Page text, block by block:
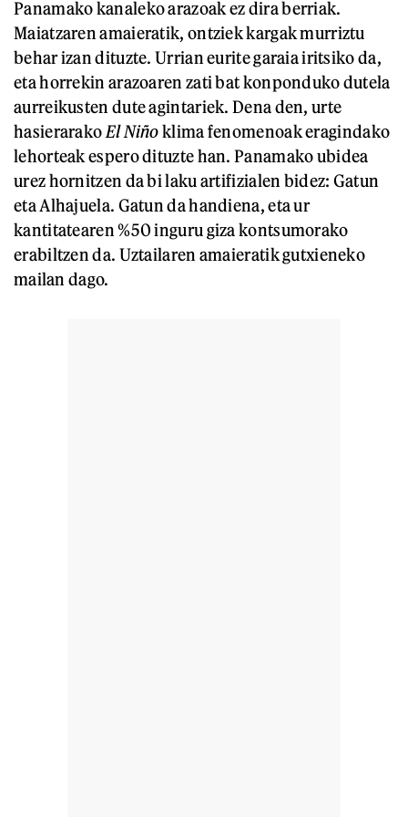
Panamako kanaleko arazoak ez dira berriak.
Maiatzaren amaieratik, ontziek kargak murriztu
behar izan dituzte. Urrian eurite garaia iritsiko da,
eta horrekin arazoaren zati bat konponduko dutela
aurreikusten dute agintariek. Dena den, urte
hasierarako El Niñoklima fenomenoak eragindako
lehorteak espero dituzte han. Panamako ubidea
urez hornitzen da bi laku artifizialen bidez: Gatun
eta Alhajuela. Gatun da handiena, eta ur
kantitatearen %50 inguru giza kontsumorako
erabiltzen da. Uztailaren amaieratik gutxieneko
mailan dago.